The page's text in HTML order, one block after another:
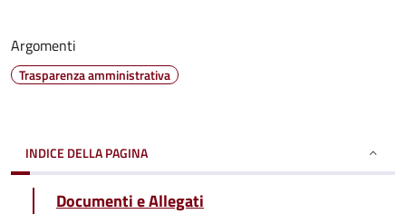
Argomenti
Trasparenza amministrativa
INDICE DELLA PAGINA
Documenti e Allegati